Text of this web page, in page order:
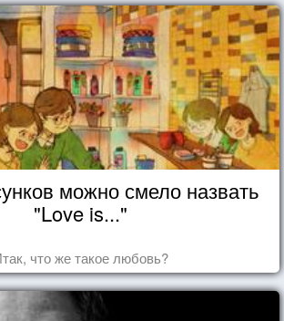
можно смело назвать
"Love is..."
что же такое любовь?